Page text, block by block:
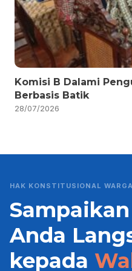
Komisi B Dalami
Berbasis Batik
28/07/2026
HAK KONSTITUSIONAL WARGA
Anda
kepada